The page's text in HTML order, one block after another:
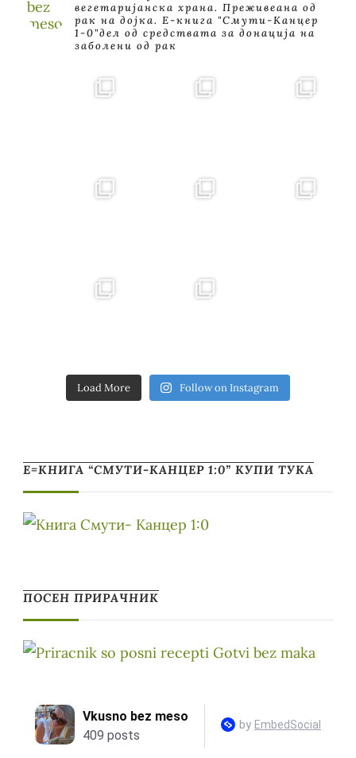
вегетаријанска храна. Преживеана од
рак на дојка. E-книга "Смути-Канцер
1-0"дел од средствата за донација на
заболени од рак
Load More Follow on Instagram
Е=КНИГА “СМУТИ-КАНЦЕР 1:0” КУПИ ТУКА
ПОСЕН ПРИРАЧНИК